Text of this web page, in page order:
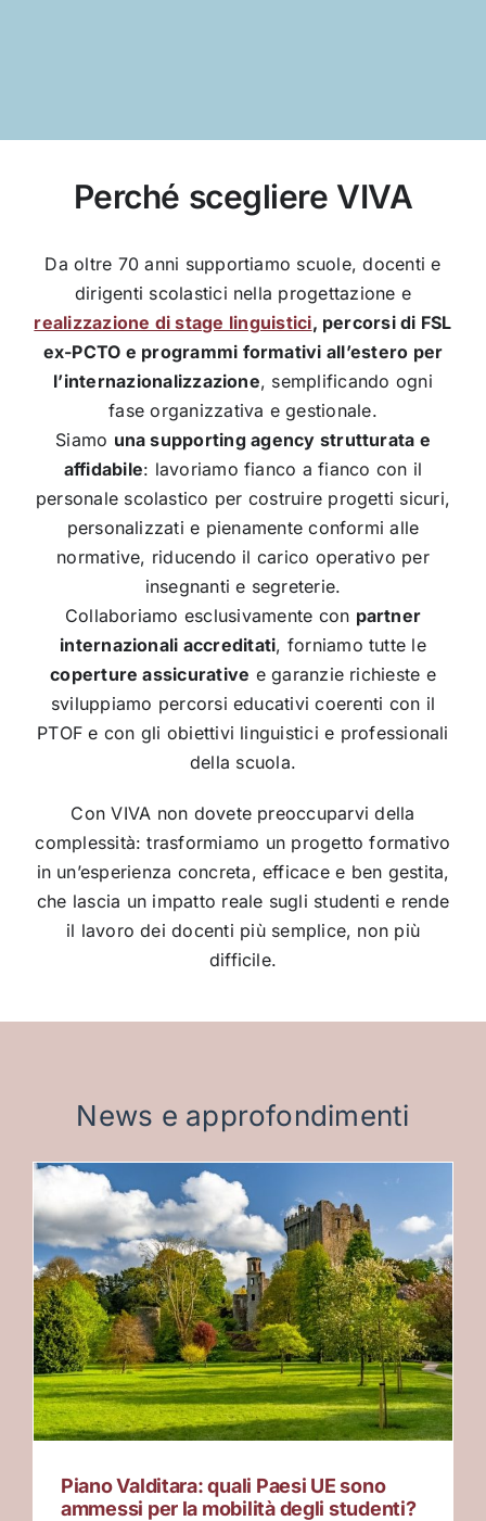
Perché scegliere VIVA
Da oltre 70 anni supportiamo scuole, docenti e
dirigenti scolastici nella progettazione e
realizzazione di stage linguistici, percorsi di FSL
ex-PCTO e programmi formativi all’estero per
l’internazionalizzazione, semplificando ogni
fase organizzativa e gestionale.
Siamo una supporting agency strutturata e
affidabile: lavoriamo fianco a fianco con il
personale scolastico per costruire progetti sicuri,
personalizzati e pienamente conformi alle
normative, riducendo il carico operativo per
insegnanti e segreterie.
Collaboriamo esclusivamente con partner
internazionali accreditati, forniamo tutte le
coperture assicurative e garanzie richieste e
sviluppiamo percorsi educativi coerenti con il
PTOF e con gli obiettivi linguistici e professionali
della scuola.
Con VIVA non dovete preoccuparvi della
complessità: trasformiamo un progetto formativo
in un’esperienza concreta, efficace e ben gestita,
che lascia un impatto reale sugli studenti e rende
il lavoro dei docenti più semplice, non più
difficile.
News e approfondimenti
Piano Valditara: quali Paesi UE sono
ammessi per la mobilità degli studenti?